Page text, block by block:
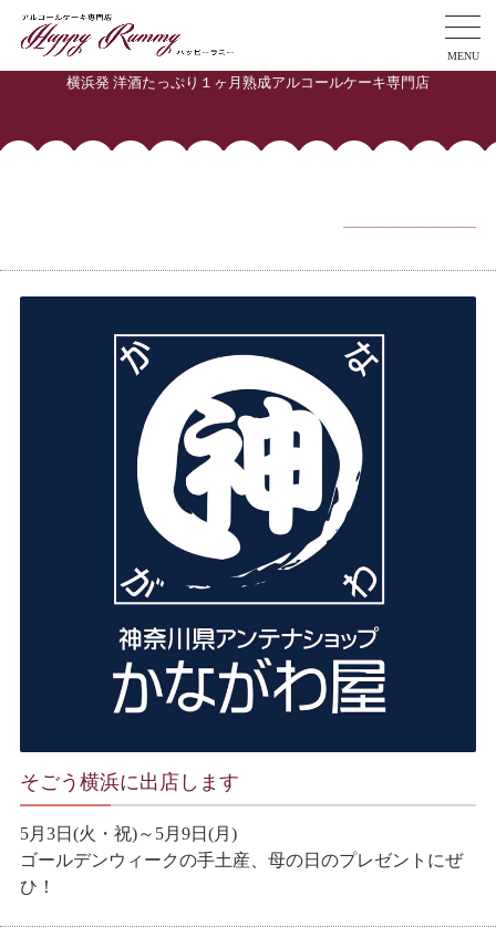
MENU
横浜発 洋酒たっぷり１ヶ月熟成アルコールケーキ専門店
そごう横浜に出店します
5月3日(火・祝)～5月9日(月)
ゴールデンウィークの手土産、母の日のプレゼントにぜ
ひ！